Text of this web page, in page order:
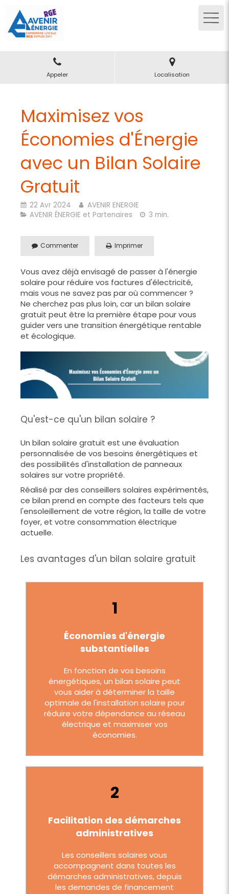
Appeler Localisation
Maximisez vos
Économies d'Énergie
avec un Bilan Solaire
Gratuit
22 Avr 2024
AVENIR ENERGIE
AVENIR ÉNERGIE et Partenaires
3 min.
Commenter Imprimer
Vous avez déjà envisagé de passer à l'énergie
solaire pour réduire vos factures d'électricité,
mais vous ne savez pas par où commencer ?
Ne cherchez pas plus loin, car un bilan solaire
gratuit peut être la première étape pour vous
guider vers une transition énergétique rentable
et écologique.
Qu'est-ce qu'un bilan solaire ?
Un bilan solaire gratuit est une évaluation
personnalisée de vos besoins énergétiques et
des possibilités d'installation de panneaux
solaires sur votre propriété.
Réalisé par des conseillers solaires expérimentés,
ce bilan prend en compte des facteurs tels que
l'ensoleillement de votre région, la taille de votre
foyer, et votre consommation électrique
actuelle.
Les avantages d'un bilan solaire gratuit
1
Économies d'énergie
substantielles
En fonction de vos besoins
énergétiques, un bilan solaire peut
vous aider à déterminer la taille
optimale de l'installation solaire pour
réduire votre dépendance au réseau
électrique et maximiser vos
économies.
2
Facilitation des démarches
administratives
Les conseillers solaires vous
accompagnent dans toutes les
démarches administratives, depuis
les demandes de financement